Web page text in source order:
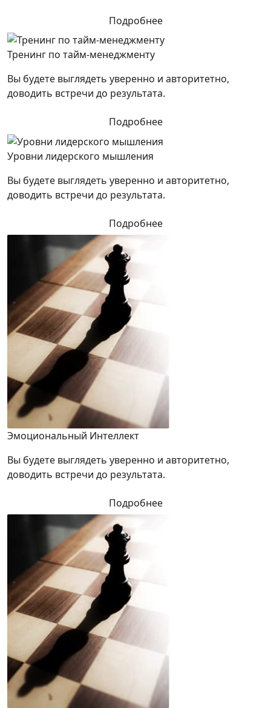
Подробнее
Тренинг по тайм-менеджменту
Вы будете выглядеть уверенно и авторитетно,
доводить встречи до результата.
Подробнее
Уровни лидерского мышления
Вы будете выглядеть уверенно и авторитетно,
доводить встречи до результата.
Подробнее
Эмоциональный Интеллект
Вы будете выглядеть уверенно и авторитетно,
доводить встречи до результата.
Подробнее